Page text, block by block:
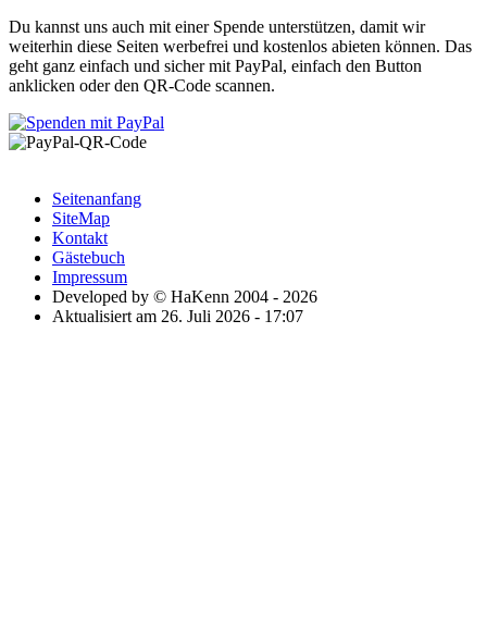
Du kannst uns auch mit einer Spende unterstützen, damit wir
weiterhin diese Seiten werbefrei und kostenlos abieten können. Das
geht ganz einfach und sicher mit PayPal, einfach den Button
anklicken oder den QR-Code scannen.
Seitenanfang
SiteMap
Kontakt
Gästebuch
Impressum
Developed by © HaKenn 2004 - 2026
Aktualisiert am 26. Juli 2026 - 17:07